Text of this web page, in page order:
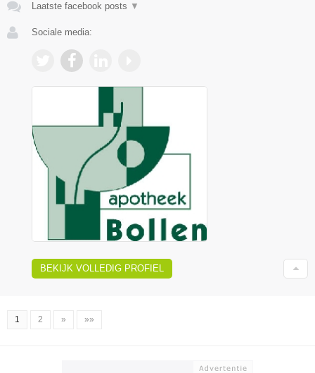
Laatste facebook posts ▼
Sociale media:
BEKIJK VOLLEDIG PROFIEL
1 2 » »»